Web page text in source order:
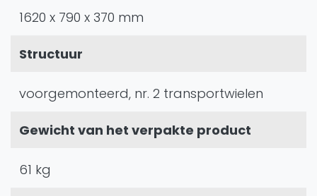
1620 x 790 x 370 mm
Structuur
voorgemonteerd, nr. 2 transportwielen
Gewicht van het verpakte product
61 kg